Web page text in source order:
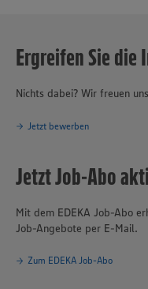
Ergreifen Sie
Nichts dabei? Wir freuen
Jetzt bewerben
Jetzt Job-Abo
Mit dem EDEKA Job-Abo
Job-Angebote per E-Mail.
Zum EDEKA Job-Abo